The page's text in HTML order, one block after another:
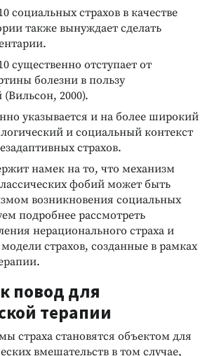
социальных страхов в качестве
также вынуждает сделать
существенно отступает от
болезни в пользу
2000).
указывается и на более широкий
и социальный контекст
страхов.
намек на то, что механизм
фобий может быть
возникновения социальных
подробнее рассмотреть
нерационального страха и
страхов, созданные в рамках
повод для
терапии
страха становятся объектом для
вмешательств в том случае,